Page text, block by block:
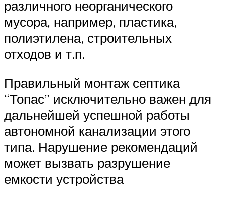
различного неорганического
мусора, например, пластика,
полиэтилена, строительных
отходов и т.п.
Правильный монтаж септика
“Топас” исключительно важен для
дальнейшей успешной работы
автономной канализации этого
типа. Нарушение рекомендаций
может вызвать разрушение
емкости устройства